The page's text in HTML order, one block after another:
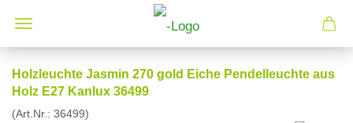
Holzleuchte Jasmin 270 gold Eiche Pendelleuchte aus
Holz E27 Kanlux 36499
(Art.Nr.: 36499)